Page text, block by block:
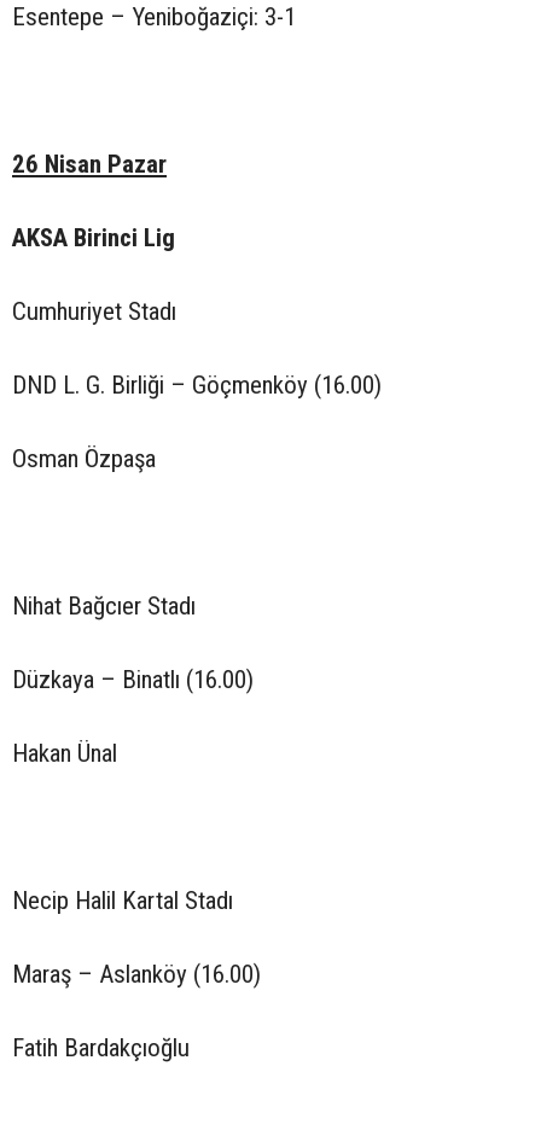
Esentepe – Yeniboğaziçi: 3-1
26 Nisan Pazar
AKSA Birinci Lig
Cumhuriyet Stadı
DND L. G. Birliği – Göçmenköy (16.00)
Osman Özpaşa
Nihat Bağcıer Stadı
Düzkaya – Binatlı (16.00)
Hakan Ünal
Necip Halil Kartal Stadı
Maraş – Aslanköy (16.00)
Fatih Bardakçıoğlu